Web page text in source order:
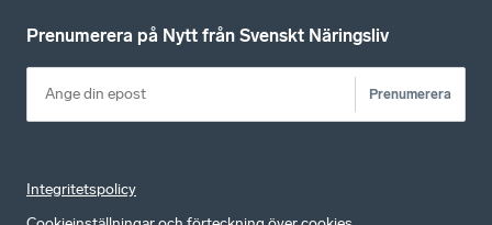
Prenumerera på Nytt från Svenskt Näringsliv
Prenumerera
Integritetspolicy